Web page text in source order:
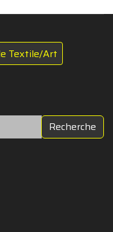
Textile/Art
Recherche